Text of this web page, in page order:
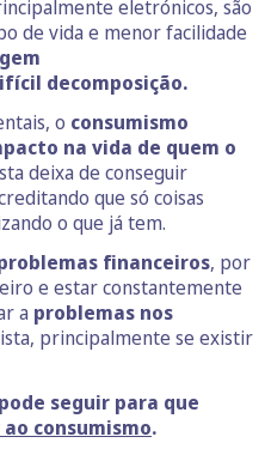
eletrónicos, são
de vida e menor facilidade
decomposição.
o consumismo
na vida de quem o
deixa de conseguir
que só coisas
o que já tem.
financeiros, por
e estar constantemente
a problemas nos
principalmente se existir
seguir para que
consumismo.